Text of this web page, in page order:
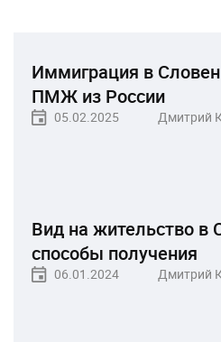
Иммиграция в
ПМЖ из России
05.02.2025 Дмитрий
Вид на жительство в
способы получения
06.01.2024 Дмитрий